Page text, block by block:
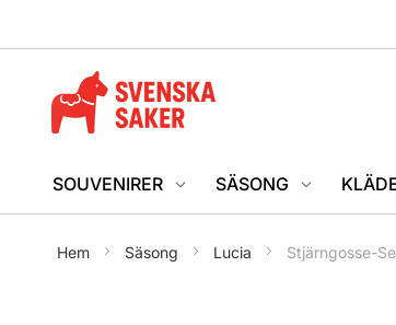
SOUVENIRER SÄSONG
Hem Säsong Lucia Stjärngosse-